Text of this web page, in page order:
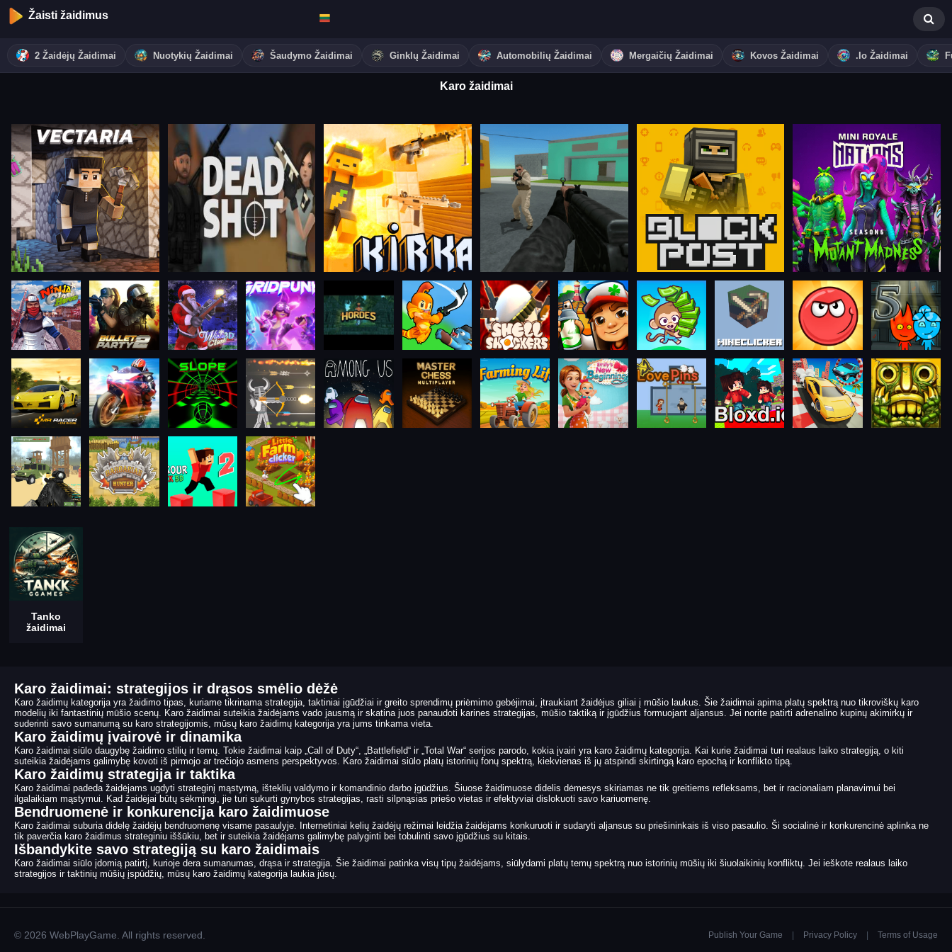
Žaisti žaidimus
2 Žaidėjų Žaidimai Nuotykių Žaidimai Šaudymo Žaidimai Ginklų Žaidimai Automobilių Žaidimai Mergaičių Žaidimai Kovos Žaidimai .io Žaidimai
Karo žaidimai
Tanko
žaidimai
Karo žaidimai: strategijos ir drąsos smėlio dėžė
Karo žaidimų kategorija yra žaidimo tipas, kuriame tikrinama strategija, taktiniai įgūdžiai ir greito sprendimų priėmimo gebėjimai, įtraukiant žaidėjus giliai į mūšio laukus. Šie žaidimai apima platų spektrą nuo tikroviškų karo
modelių iki fantastinių mūšio scenų. Karo žaidimai suteikia žaidėjams vado jausmą ir skatina juos panaudoti karines strategijas, mūšio taktiką ir įgūdžius formuojant aljansus. Jei norite patirti adrenalino kupinų akimirkų ir
suderinti savo sumanumą su karo strategijomis, mūsų karo žaidimų kategorija yra jums tinkama vieta.
Karo žaidimų įvairovė ir dinamika
Karo žaidimai siūlo daugybę žaidimo stilių ir temų. Tokie žaidimai kaip „Call of Duty“, „Battlefield“ ir „Total War“ serijos parodo, kokia įvairi yra karo žaidimų kategorija. Kai kurie žaidimai turi realaus laiko strategiją, o kiti
suteikia žaidėjams galimybę kovoti iš pirmojo ar trečiojo asmens perspektyvos. Karo žaidimai siūlo platų istorinių fonų spektrą, kiekvienas iš jų atspindi skirtingą karo epochą ir konflikto tipą.
Karo žaidimų strategija ir taktika
Karo žaidimai padeda žaidėjams ugdyti strateginį mąstymą, išteklių valdymo ir komandinio darbo įgūdžius. Šiuose žaidimuose didelis dėmesys skiriamas ne tik greitiems refleksams, bet ir racionaliam planavimui bei
ilgalaikiam mąstymui. Kad žaidėjai būtų sėkmingi, jie turi sukurti gynybos strategijas, rasti silpnąsias priešo vietas ir efektyviai dislokuoti savo kariuomenę.
Bendruomenė ir konkurencija karo žaidimuose
Karo žaidimai suburia didelę žaidėjų bendruomenę visame pasaulyje. Internetiniai kelių žaidėjų režimai leidžia žaidėjams konkuruoti ir sudaryti aljansus su priešininkais iš viso pasaulio. Ši socialinė ir konkurencinė aplinka ne
tik paverčia karo žaidimus strateginiu iššūkiu, bet ir suteikia žaidėjams galimybę palyginti bei tobulinti savo įgūdžius su kitais.
Išbandykite savo strategiją su karo žaidimais
Karo žaidimai siūlo įdomią patirtį, kurioje dera sumanumas, drąsa ir strategija. Šie žaidimai patinka visų tipų žaidėjams, siūlydami platų temų spektrą nuo istorinių mūšių iki šiuolaikinių konfliktų. Jei ieškote realaus laiko
strategijos ir taktinių mūšių įspūdžių, mūsų karo žaidimų kategorija laukia jūsų.
© 2026 WebPlayGame. All rights reserved. Publish Your Game Privacy Policy Terms of Usage